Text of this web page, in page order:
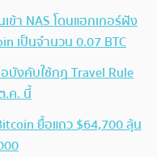
เข้า NAS โดนแฮกเกอร์ฝัง
เป็นจำนวน 0.07 BTC
บังคับใช้กฏ Travel Rule
.ค. นี้
ยื้อแถว $64,700 ลุ้น